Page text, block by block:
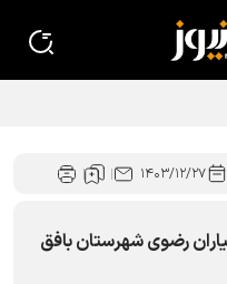
۱۴۰۳/۱۲/۲۷
رضوی شهرستان بافق